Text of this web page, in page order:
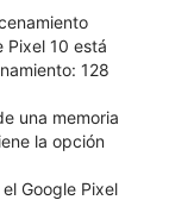
Pixel 10 está
128
una memoria
la opción
Google Pixel